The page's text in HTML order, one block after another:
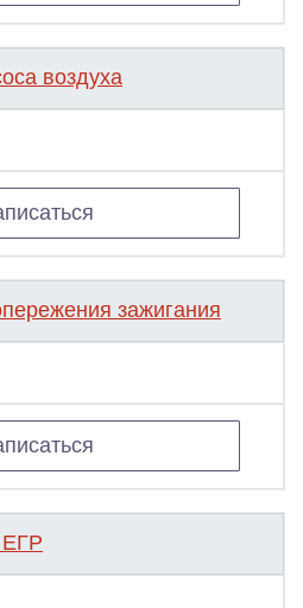
воздуха
зажигания
ЕГР